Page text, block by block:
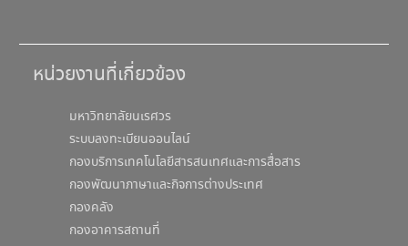
หน่วยงานที่เกี่ยวข้อง
มหาวิทยาลัยนเรศวร
ระบบลงทะเบียนออนไลน์
กองบริการเทคโนโลยีสารสนเทศและการสื่อสาร
กองพัฒนาภาษาและกิจการต่างประเทศ
กองคลัง
กองอาคารสถานที่